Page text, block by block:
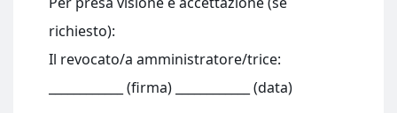
richiesto):
Il revocato/a amministratore/trice:
____________ (firma) ____________ (data)